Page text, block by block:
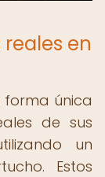
en
forma única
de sus
un
Estos